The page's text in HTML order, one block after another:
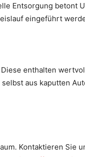
Entsorgung betont
eingeführt
enthalten
aus kaputten
Kontaktieren Sie